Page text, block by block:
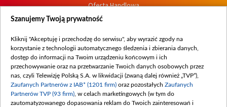
Oferta Handlowa
Dostępność
Procedura zgłoszeń wewnętrznych
Szanujemy Twoją prywatność
Kliknij "Akceptuję i przechodzę do serwisu", aby wyrazić zgody na
korzystanie z technologii automatycznego śledzenia i zbierania danych,
dostęp do informacji na Twoim urządzeniu końcowym i ich
przechowywanie oraz na przetwarzanie Twoich danych osobowych przez
nas, czyli Telewizję Polską S.A. w likwidacji (zwaną dalej również „TVP”),
Zaufanych Partnerów z IAB* (1201 firm) oraz pozostałych Zaufanych
Partnerów TVP (93 firm) , w celach marketingowych (w tym do
zautomatyzowanego dopasowania reklam do Twoich zainteresowań i